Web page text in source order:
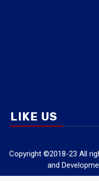
LIKE US
Copyright ©2018-23 All
and